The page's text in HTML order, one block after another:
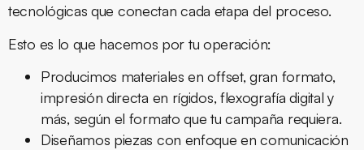
tecnológicas que conectan cada etapa del proceso.
Esto es lo que hacemos por tu operación:
Producimos materiales en offset, gran formato,
impresión directa en rígidos, flexografía digital y
más, según el formato que tu campaña requiera.
Diseñamos piezas con enfoque en comunicación